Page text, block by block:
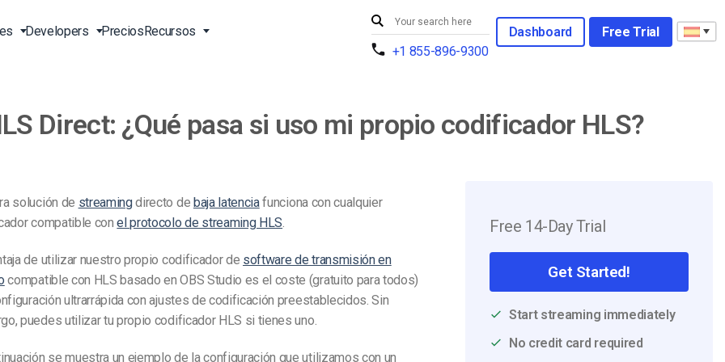
Vivo
Transmisión en Vivo en Línea
Soluciones de Entrega en
Galería de Videos Expo
Análisis de Video
Video para Empresas
y
Agencias Creativas
Transmisión en Vivo para
Developers
Herramientas Herramientas
para Desarrolladores
Visión
PreciosRecursos
Soporte 24/7 EN
Sobre Nosotros EN
Oportunidades Laborales EN
Aliados EN
Contáctenos
+1 855-896-9300
Dashboard Free Trial
Direct: ¿Qué pasa si uso mi propio codificador HLS?
solución de streamingdirecto de baja latenciafunciona con cualquier
compatible conel protocolo de streaming HLS.
de utilizar nuestro propio codificador de software de transmisión en
compatible con HLS basado en OBS Studio es el coste (gratuito para todos)
ultrarrápida con ajustes de codificación preestablecidos. Sin
puedes utilizar tu propio codificador HLS si tienes uno.
se muestra un ejemplo de la configuración que utilizamos con un
Free 14-Day Trial
Get Started!
Start streaming immediately
No credit card required